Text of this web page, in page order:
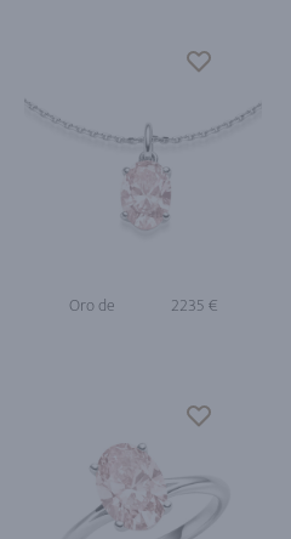
Oro de 2235 €